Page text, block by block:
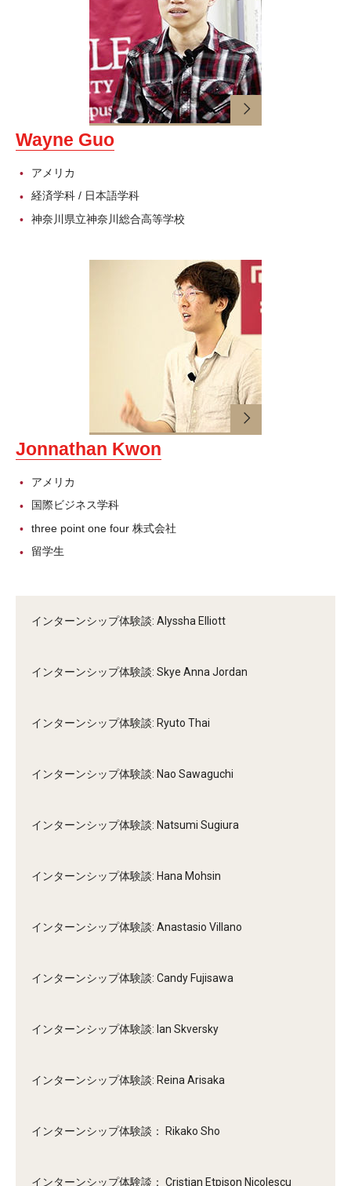
障がい学生支援室（英語）
TUJ CARE チーム（英語）
TUJニュース
交通アクセス―ヒルサイドセンター（東京圏）
交通アクセス（京都）
インターンシップ体験談: Alyssha Elliott
インターンシップ体験談: Skye Anna Jordan
インターンシップ体験談: Ryuto Thai
インターンシップ体験談: Nao Sawaguchi
インターンシップ体験談: Natsumi Sugiura
インターンシップ体験談: Hana Mohsin
インターンシップ体験談: Anastasio Villano
インターンシップ体験談: Candy Fujisawa
インターンシップ体験談: Ian Skversky
インターンシップ体験談: Reina Arisaka
インターンシップ体験談： Rikako Sho
インターンシップ体験談： Cristian Etpison Nicolescu
Wayne Guo
アメリカ
経済学科 / 日本語学科
神奈川県立神奈川総合高等学校
Jonnathan Kwon
アメリカ
国際ビジネス学科
three point one four 株式会社
留学生